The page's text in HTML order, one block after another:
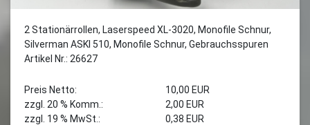
2 Stationärrollen, Laserspeed XL-3020, Monofile Schnur,
Silverman ASKI 510, Monofile Schnur, Gebrauchsspuren
Artikel Nr.: 26627
Preis Netto:
10,00 EUR
zzgl. 20 % Komm.:
2,00 EUR
zzgl. 19 % MwSt.:
0,38 EUR